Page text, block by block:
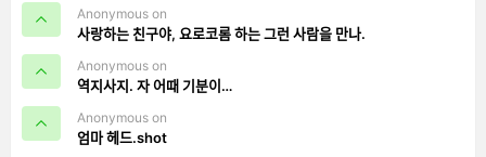
Anonymous on
사랑하는 친구야, 요로코롬 하는 그런 사람을 만나.
Anonymous on
역지사지. 자 어때 기분이…
Anonymous on
엄마 헤드.shot